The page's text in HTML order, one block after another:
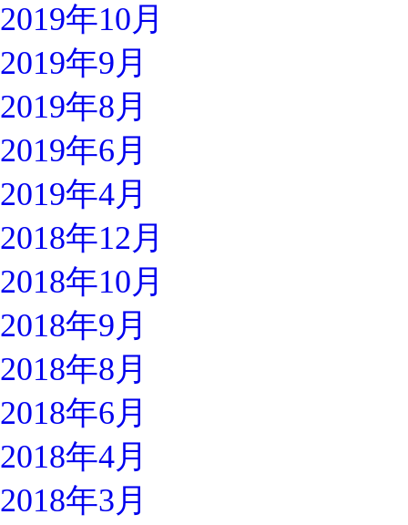
2019年10月
2019年9月
2019年8月
2019年6月
2019年4月
2018年12月
2018年10月
2018年9月
2018年8月
2018年6月
2018年4月
2018年3月